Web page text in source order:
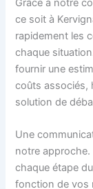
Grâce à notre
ce soit à
rapidement les
chaque
fournir une
coûts associés,
solution de
Une
notre
chaque étape
fonction de vos